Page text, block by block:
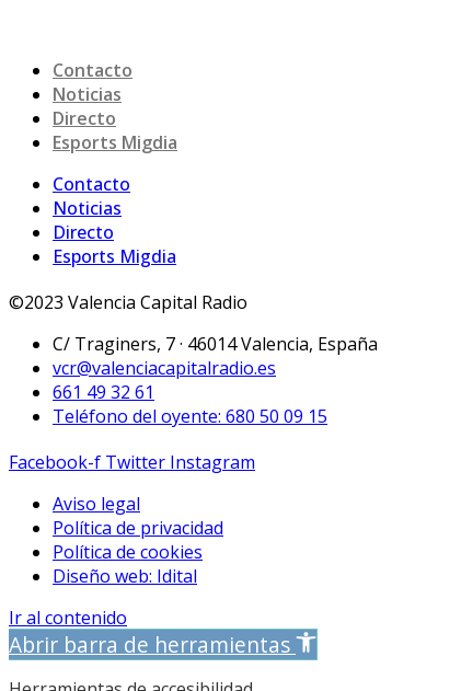
Contacto
Noticias
Directo
Esports Migdia
Contacto
Noticias
Directo
Esports Migdia
©2023 Valencia Capital Radio
C/ Traginers, 7 · 46014 Valencia, España
vcr@valenciacapitalradio.es
661 49 32 61
Teléfono del oyente: 680 50 09 15
Facebook-f Twitter Instagram
Aviso legal
Política de privacidad
Política de cookies
Diseño web: Idital
Ir al contenido
Abrir barra de herramientas